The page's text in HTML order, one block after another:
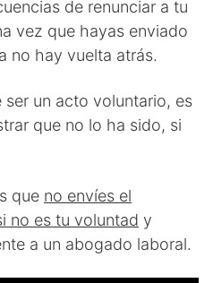
de renunciar a tu
vez que hayas enviado
no hay vuelta atrás.
ser un acto voluntario, es
que no lo ha sido, si
que no envíes el
no es tu voluntad y
a un abogado laboral.